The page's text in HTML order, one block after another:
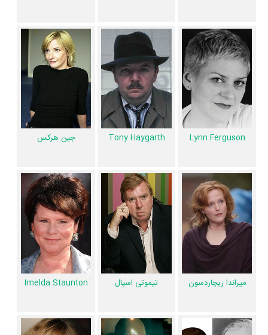
آیا می‌دانید کدام هنرمندان فیلم فرار مرغی فوت‌کرده‌اند؟ از میان عوامل و
بازیگران فیلم فرار مرغی، 1 نفر به دیار باقی سفر کرده است و دیگر در میان ما
نیست: شادروانTony Haygarth
.
عوامل فیلم فرار مرغی
در مجموع بیش از 14 نفر در تولید فیلم فرار مرغی نقش داشته‌اند و هر یک از
منظوم یک صفحه اختصاصی دارند.
اطلاعات فیلم فرار مرغی
کاربران نیز در 3 لیست از فیلم فرار مرغی یاد کرده‌اند.
تاکنون در صفحه اختصاصی فیلم فرار مرغی درمنظوم
اطلاعات بسیاری توسط
پژوهشگران و مردم ثبت شده است؛ در بخش گالری عکس و پوستر فیلم فرار
مرغی 75 عدد، در بخش ویدئو و تیزر فیلم فرار مرغی 1 عدد، گردآوری و درج
شده است. همچنین تاکنون در بخش‌های حواشی فیلم فرار مرغی، دیالوگ برتر
فیلم فرار مرغی، سوتی فیلم فرار مرغی و نقد فیلم فرار مرغی هنوز موردی ثبت
سریال و تئاتر، این دایرة‌المعارف آنلاین و بانک اطلاعات هنرمندان و آثار سینما،
Lynn Ferguson
Tony Haygarth جین هرکس
میراندا ریچاردسون تیموتی اسپال Imelda Staunton